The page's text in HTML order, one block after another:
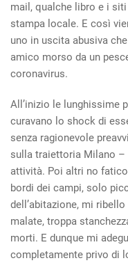
mail, qualche libro e i
stampa locale. E così
uno in uscita abusiva
amico morso da un
coronavirus.
All’inizio le lunghissime
curavano lo shock di
senza ragionevole
sulla traiettoria Milano –
attività. Poi altri no
bordi dei campi, solo
dell’abitazione, mi
malate, troppa
morti. E dunque mi
completamente privo di